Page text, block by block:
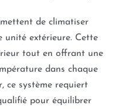
de climatiser
unité extérieure. Cette
tout en offrant une
dans chaque
ce système requiert
pour équilibrer